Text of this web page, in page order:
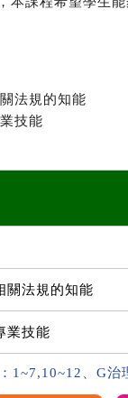
法規的知能
技能
關法規的知能
業技能
1~7,10~12、G治